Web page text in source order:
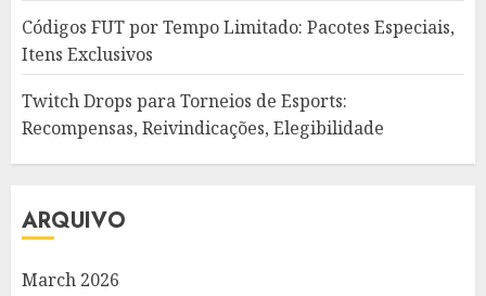
Códigos FUT por Tempo Limitado: Pacotes Especiais,
Itens Exclusivos
Twitch Drops para Torneios de Esports:
Recompensas, Reivindicações, Elegibilidade
ARQUIVO
March 2026